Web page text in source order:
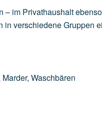
im Privathaushalt
verschiedene Gruppen
Marder, Waschbären